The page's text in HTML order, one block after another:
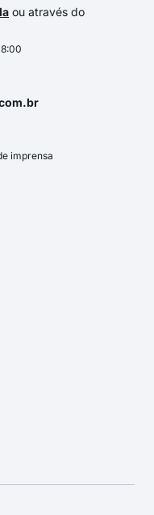
ou através do
imprensa